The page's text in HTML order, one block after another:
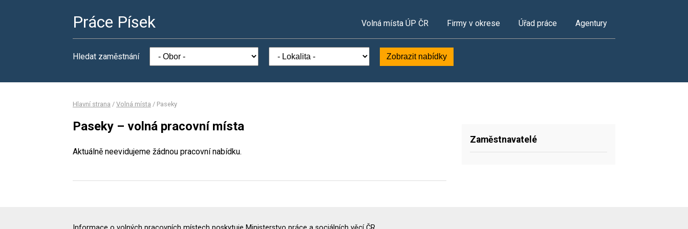
Práce Písek Volná místa ÚP ČR Firmy v okrese Úřad práce Agentury
Hledat zaměstnání Zobrazit nabídky
Hlavní strana / Volná místa / Paseky
Paseky – volná pracovní místa
Aktuálně neevidujeme žádnou pracovní nabídku.
Zaměstnavatelé